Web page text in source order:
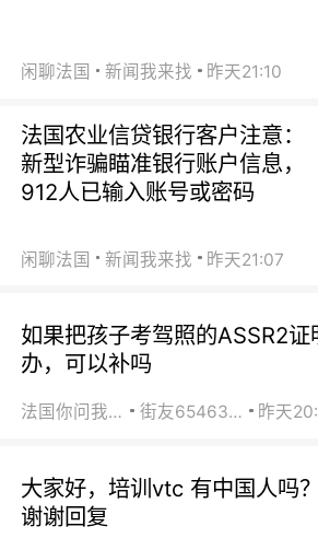
闲聊法国 新闻我来找 昨天21:10
法国农业信贷银行客户注意：
新型诈骗瞄准银行账户信息，
912人已输入账号或密码
闲聊法国 新闻我来找 昨天21:07
如果把孩子考驾照的ASSR2
办，可以补吗
法国你问我答 街友65463281 昨天
大家好，培训vtc 有中国人吗
谢谢回复